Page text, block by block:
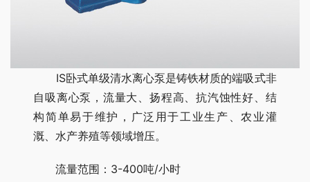
IS卧式单级清水离心泵是铸铁材质的端吸式非
自吸离心泵，流量大、扬程高、抗汽蚀性好、结
构简单易于维护，广泛用于工业生产、农业灌
溉、水产养殖等领域增压。
流量范围：3-400吨/小时